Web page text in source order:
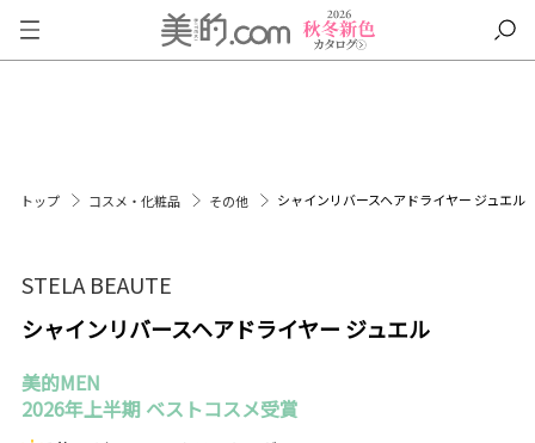
トップ コスメ・化粧品 その他 シャインリバースヘアドライヤー ジュエル
STELA BEAUTE
シャインリバースヘアドライヤー ジュエル
美的MEN
2026年上半期 ベストコスメ受賞